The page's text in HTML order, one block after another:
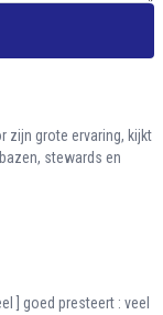
zijn grote ervaring, kijkt
stewards en
] goed presteert : veel